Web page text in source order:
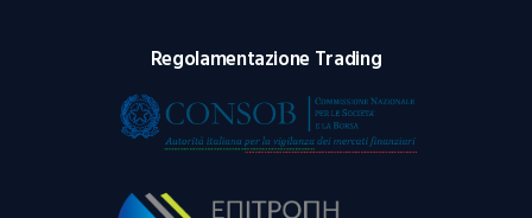
Regolamentazione Trading